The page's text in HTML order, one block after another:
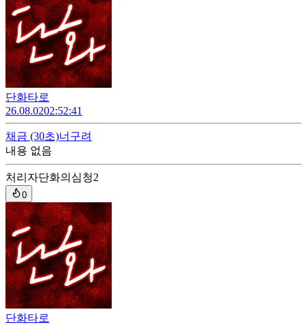
단화타로
26.08.0202:52:41
채금 (30초)너구려
내용 없음
처리자단화의심청2
0
단화타로